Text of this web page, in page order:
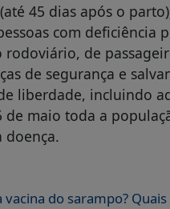
45 dias após o
com
rodoviário, de
de segurança e
liberdade, incluindo
de maio toda a
doença.
do sarampo?